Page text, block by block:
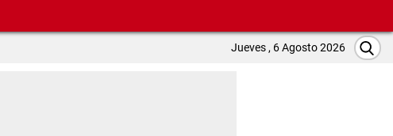
Jueves , 6 Agosto 2026